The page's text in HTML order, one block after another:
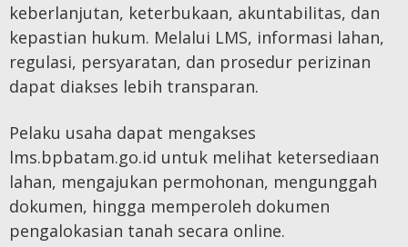
keberlanjutan, keterbukaan, akuntabilitas, dan
kepastian hukum. Melalui LMS, informasi lahan,
regulasi, persyaratan, dan prosedur perizinan
dapat diakses lebih transparan.
Pelaku usaha dapat mengakses
lms.bpbatam.go.id untuk melihat ketersediaan
lahan, mengajukan permohonan, mengunggah
dokumen, hingga memperoleh dokumen
pengalokasian tanah secara online.